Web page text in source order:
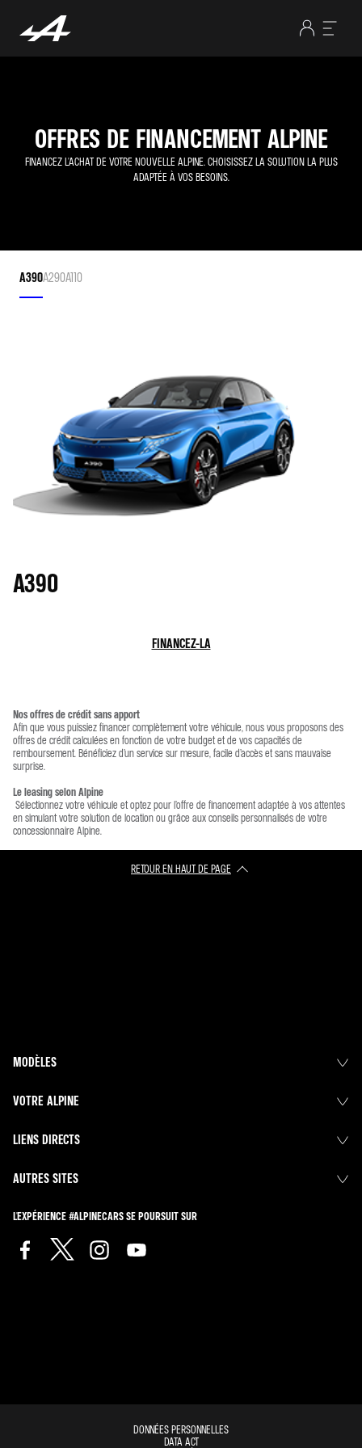
OFFRES DE FINANCEMENT ALPINE
FINANCEZ L'ACHAT DE VOTRE NOUVELLE ALPINE. CHOISISSEZ LA SOLUTION LA PLUS
ADAPTÉE À VOS BESOINS.
A390A290A110
A390
FINANCEZ-LA
Nos offres de crédit sans apport
Afin que vous puissiez financer complètement votre véhicule, nous vous proposons des
offres de crédit calculées en fonction de votre budget et de vos capacités de
remboursement. Bénéficiez d’un service sur mesure, facile d’accès et sans mauvaise
surprise.
Le leasing selon Alpine
Sélectionnez votre véhicule et optez pour l’offre de financement adaptée à vos attentes
en simulant votre solution de location ou grâce aux conseils personnalisés de votre
concessionnaire Alpine.
RETOUR EN HAUT DE PAGE​
MODÈLES
VOTRE ALPINE
LIENS DIRECTS
AUTRES SITES
L'EXPÉRIENCE #ALPINECARS SE POURSUIT SUR
DONNÉES PERSONNELLES
DATA ACT